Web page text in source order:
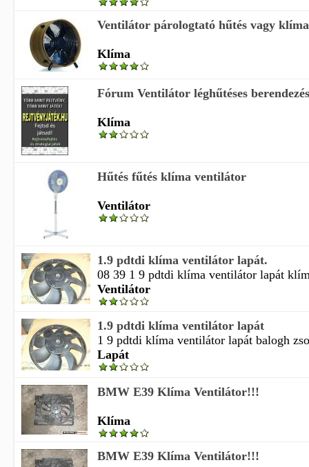
Ventilátor párologtató hűtés vagy klíma
Klíma
Fórum Ventilátor léghűtéses
Klíma
Hűtés fűtés klíma ventilátor
Ventilátor
1.9 pdtdi klíma ventilátor lapát.
08 39 1 9 pdtdi klíma ventilátor lapát
Ventilátor
1.9 pdtdi klíma ventilátor lapát
1 9 pdtdi klíma ventilátor lapát balogh
Lapát
BMW E39 Klíma Ventilátor!!!
Klíma
BMW E39 Klíma Ventilátor!!!